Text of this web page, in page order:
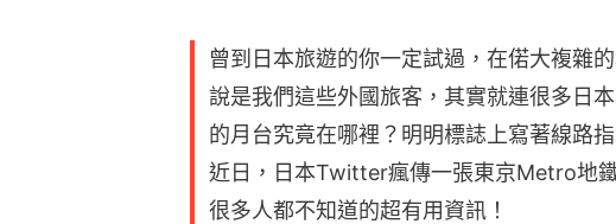
曾到日本旅遊的你一定試過，在偌大複雜
說是我們這些外國旅客，其實就連很多日
的月台究竟在哪裡？明明標誌上寫著線路
近日，日本Twitter瘋傳一張東京Metro地
很多人都不知道的超有用資訊！